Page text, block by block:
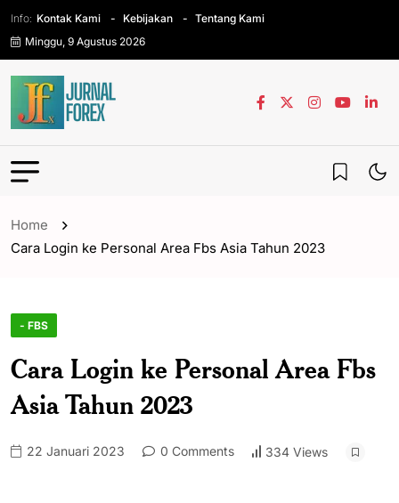
Info: Kontak Kami Kebijakan
Tentang Kami
Minggu, 9 Agustus 2026
Home
Cara Login ke Personal Area Fbs Asia Tahun 2023
- FBS
Cara Login ke Personal Area Fbs
Asia Tahun 2023
22 Januari 2023 0 Comments 334 Views